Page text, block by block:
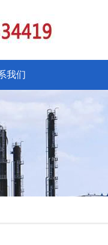
我们